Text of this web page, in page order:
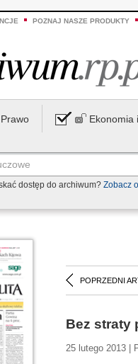
POZNAJ NASZE PRODUKTY
Prawo Ekonomia
dostęp do archiwum? Zobacz
POPRZEDNI
Bez straty
25 lutego 2013 |